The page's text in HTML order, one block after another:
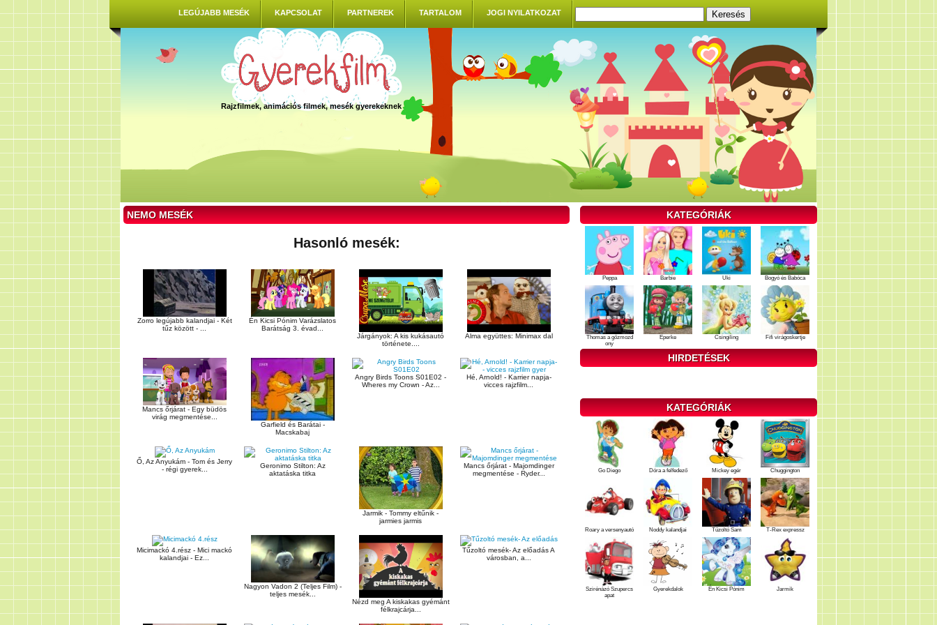
LEGÚJABB MESÉK KAPCSOLAT PARTNEREK TARTALOM JOGI NYILATKOZAT
Rajzfilmek, animációs filmek, mesék gyerekeknek
NEMO MESÉK
Hasonló mesék:
Zorro legújabb kalandjai - Két
tűz között - ...
Én Kicsi Pónim Varázslatos
Barátság 3. évad...
Járgányok: A kis kukásautó
története....
Alma együttes: Minimax dal
Mancs őrjárat - Egy büdös
virág megmentése...
Garfield és Barátai -
Macskabaj
Angry Birds Toons S01E02 -
Wheres my Crown - Az...
Hé, Arnold! - Karrier napja-
vicces rajzfilm...
Ő, Az Anyukám - Tom és Jerry
- régi gyerek...
Geronimo Stilton: Az
aktatáska titka
Jarmik - Tommy eltűnik -
jarmies jarmis
Mancs őrjárat - Majomdinger
megmentése - Ryder...
Micimackó 4.rész - Mici mackó
kalandjai - Ez...
Nagyon Vadon 2 (Teljes Film) -
teljes mesék...
Nézd meg A kiskakas gyémánt
félkrajcárja...
Tűzoltó mesék- Az előadás A
városban, a...
KATEGÓRIÁK
Peppa Barbie Uki Bogyó és Babóca
Thomas a gőzmozd
ony
Eperke Csingiling Fifi virágoskertje
HIRDETÉSEK
KATEGÓRIÁK
Go Diego Dóra a felfedező Mickey egér Chuggington
Roary a versenyautó Noddy kalandjai Tűzoltó Sam T-Rex expressz
Szirénázó Szupercs
apat
Gyerekdalok Én Kicsi Pónim Jarmik